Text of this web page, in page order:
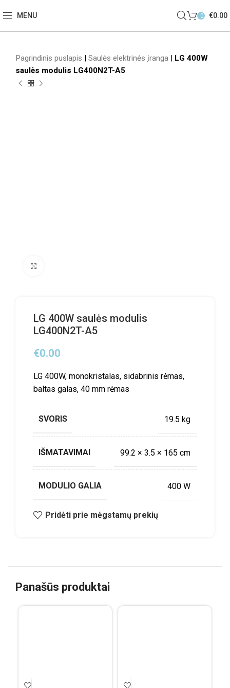
MENU 0 €0.00
Pagrindinis puslapis | Saulės elektrinės įranga | LG 400W
saulės modulis LG400N2T-A5
LG 400W saulės modulis
LG400N2T-A5
€0.00
LG 400W, monokristalas, sidabrinis rėmas,
baltas galas, 40 mm rėmas
SVORIS 19.5 kg
IŠMATAVIMAI 99.2 × 3.5 × 165 cm
MODULIO GALIA 400 W
Pridėti prie mėgstamų prekių
Panašūs produktai